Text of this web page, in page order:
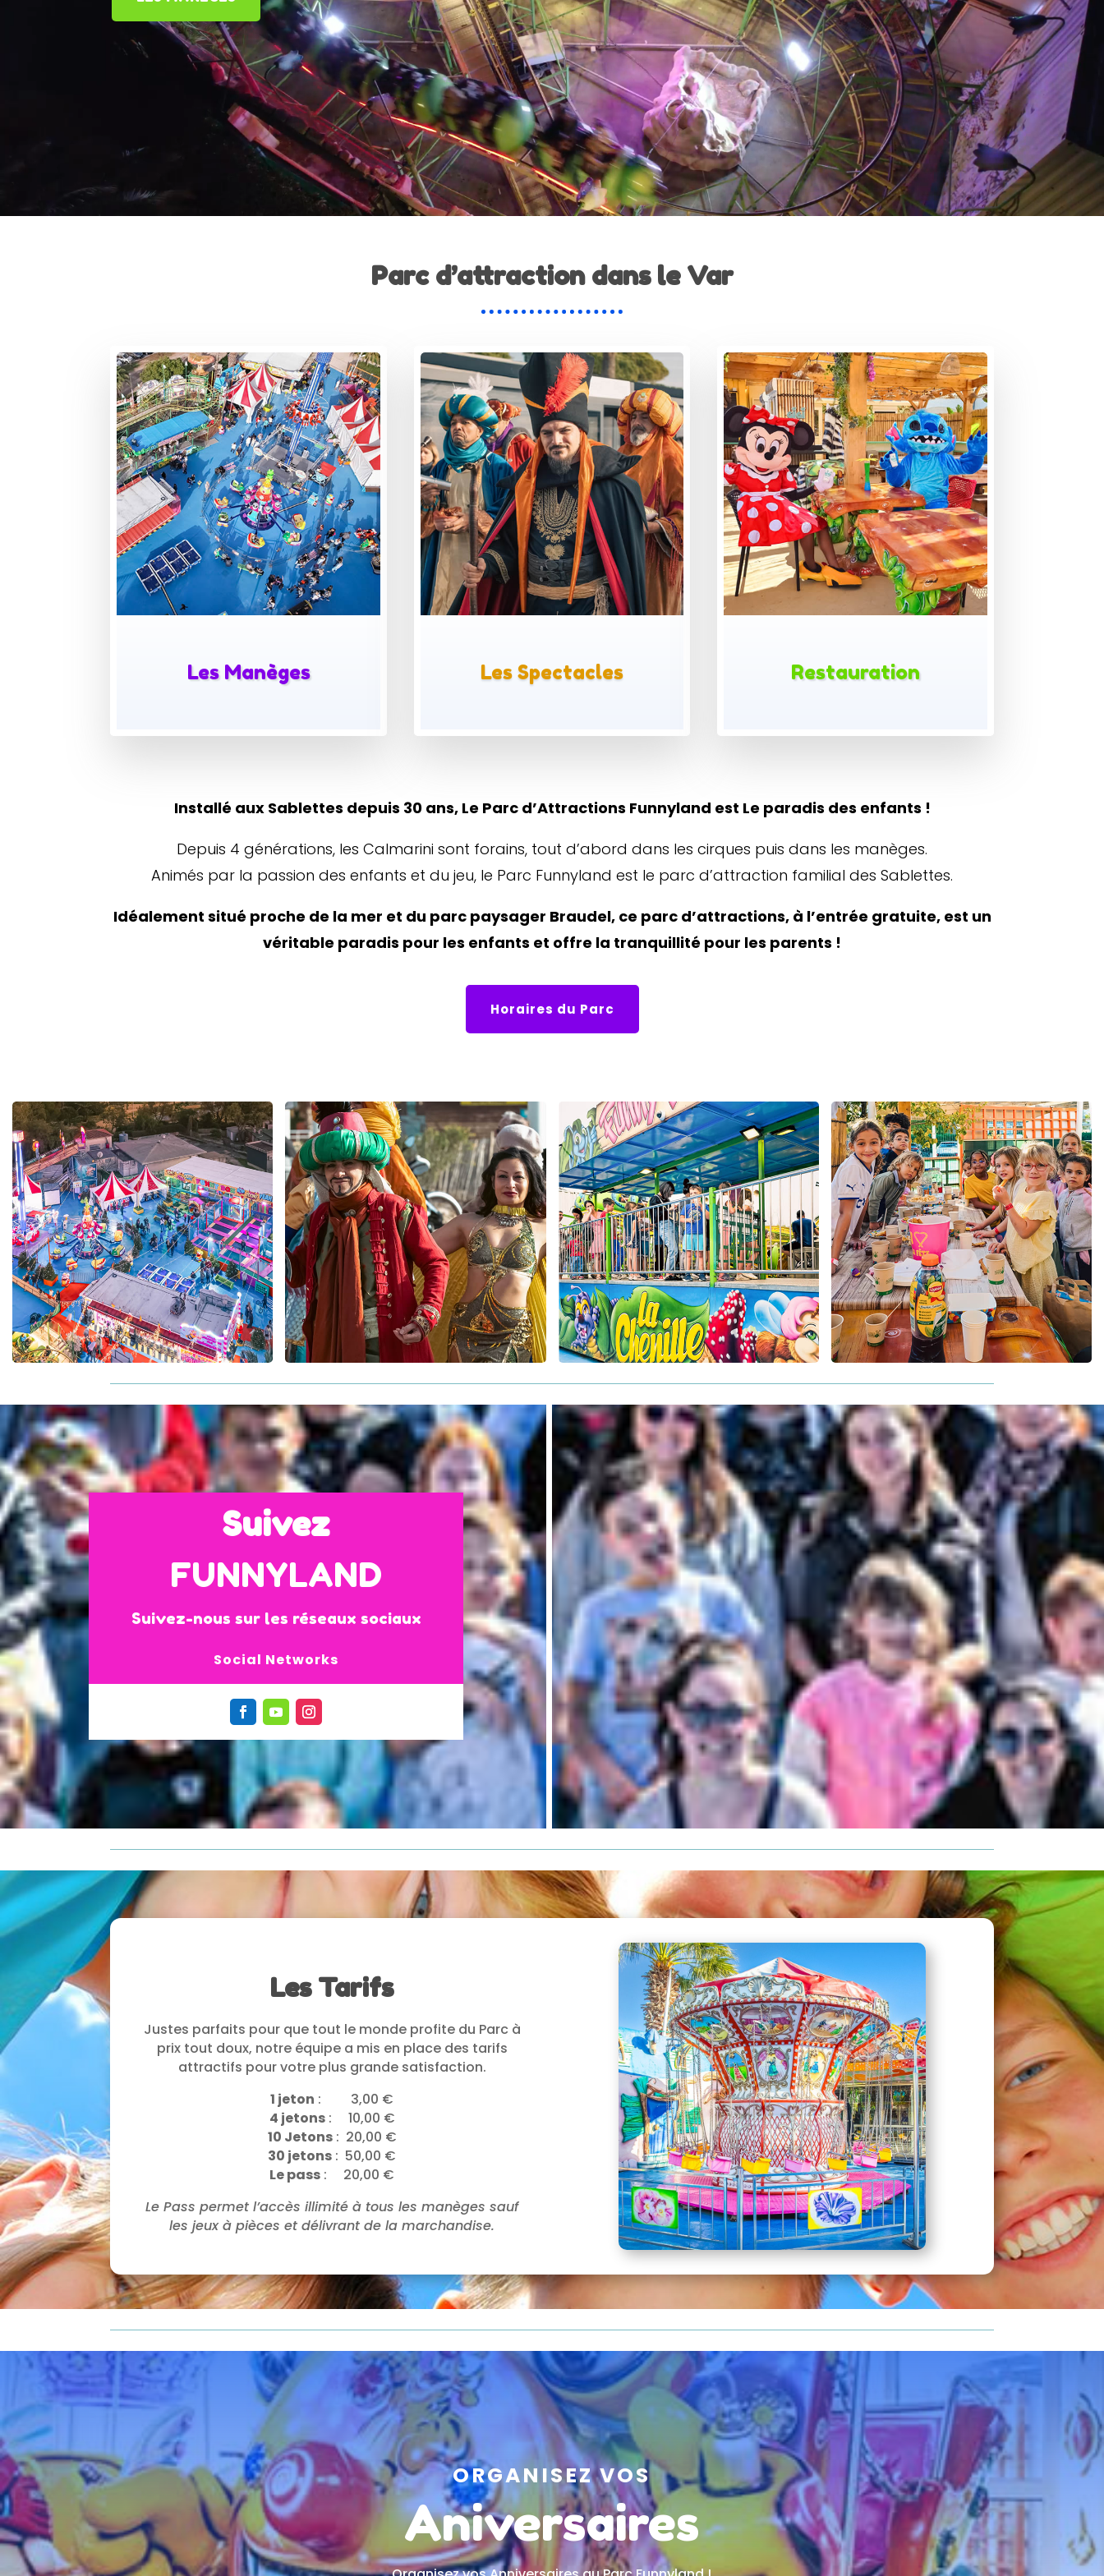
Parc d’attraction dans le Var
Les Manèges Les Spectacles Restauration
Installé aux Sablettes depuis 30 ans, Le Parc d’Attractions Funnyland est Le paradis des enfants !
Depuis 4 générations, les Calmarini sont forains, tout d’abord dans les cirques puis dans les manèges.
Animés par la passion des enfants et du jeu, le Parc Funnyland est le parc d’attraction familial des Sablettes.
Idéalement situé proche de la mer et du parc paysager Braudel, ce parc d’attractions, à l’entrée gratuite, est un
véritable paradis pour les enfants et offre la tranquillité pour les parents !
Horaires du Parc
Suivez
FUNNYLAND
Suivez-nous sur les réseaux sociaux
Social Networks
Les Tarifs
Justes parfaits pour que tout le monde profite du Parc à
prix tout doux, notre équipe a mis en place des tarifs
attractifs pour votre plus grande satisfaction.
1 jeton : 3,00 €
4 jetons: 10,00 €
10 Jetons: 20,00 €
30 jetons : 50,00 €
Le pass : 20,00 €
Le Pass permet l’accès illimité à tous les manèges sauf
les jeux à pièces et délivrant de la marchandise.
ORGANISEZ VOS
Aniversaires